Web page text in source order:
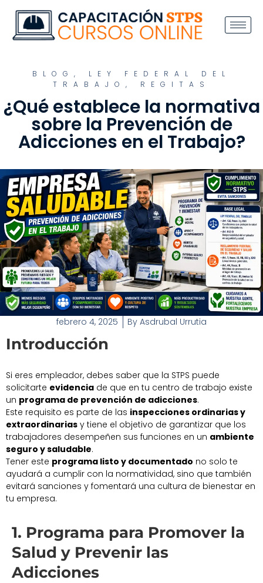
BLOG , LEY FEDERAL DEL
TRABAJO , REGITAS
¿Qué establece la normativa
sobre la Prevención de
Adicciones en el Trabajo?
febrero 4, 2025 By Asdrubal Urrutia
Introducción
Si eres empleador, debes saber que la STPS puede
solicitarte evidencia de que en tu centro de trabajo existe
un programa de prevención de adicciones.
Este requisito es parte de las inspecciones ordinarias y
extraordinarias y tiene el objetivo de garantizar que los
trabajadores desempeñen sus funciones en un ambiente
seguro y saludable.
Tener este programa listo y documentado no solo te
ayudará a cumplir con la normatividad, sino que también
evitará sanciones y fomentará una cultura de bienestar en
tu empresa.
1. Programa para Promover la
Salud y Prevenir las
Adicciones